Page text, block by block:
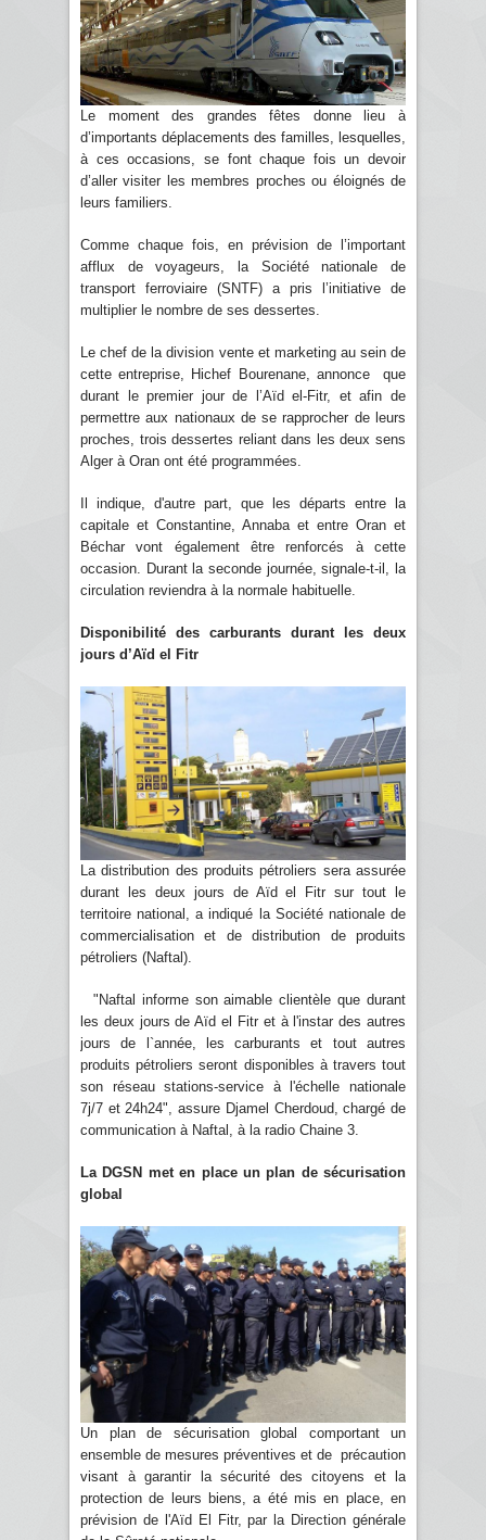
Le moment des grandes fêtes donne lieu à
d’importants déplacements des familles, lesquelles,
à ces occasions, se font chaque fois un devoir
d’aller visiter les membres proches ou éloignés de
leurs familiers.
Comme chaque fois, en prévision de l’important
afflux de voyageurs, la Société nationale de
transport ferroviaire (SNTF) a pris l’initiative de
multiplier le nombre de ses dessertes.
Le chef de la division vente et marketing au sein de
cette entreprise, Hichef Bourenane, annonce que
durant le premier jour de l’Aïd el-Fitr, et afin de
permettre aux nationaux de se rapprocher de leurs
proches, trois dessertes reliant dans les deux sens
Alger à Oran ont été programmées.
Il indique, d'autre part, que les départs entre la
capitale et Constantine, Annaba et entre Oran et
Béchar vont également être renforcés à cette
occasion. Durant la seconde journée, signale-t-il, la
circulation reviendra à la normale habituelle.
Disponibilité des carburants durant les deux
jours d’Aïd el Fitr
La distribution des produits pétroliers sera assurée
durant les deux jours de Aïd el Fitr sur tout le
territoire national, a indiqué la Société nationale de
commercialisation et de distribution de produits
pétroliers (Naftal).
"Naftal informe son aimable clientèle que durant
les deux jours de Aïd el Fitr et à l'instar des autres
jours de l`année, les carburants et tout autres
produits pétroliers seront disponibles à travers tout
son réseau stations-service à l'échelle nationale
7j/7 et 24h24", assure Djamel Cherdoud, chargé de
communication à Naftal, à la radio Chaine 3.
La DGSN met en place un plan de sécurisation
global
Un plan de sécurisation global comportant un
ensemble de mesures préventives et de précaution
visant à garantir la sécurité des citoyens et la
protection de leurs biens, a été mis en place, en
prévision de l'Aïd El Fitr, par la Direction générale